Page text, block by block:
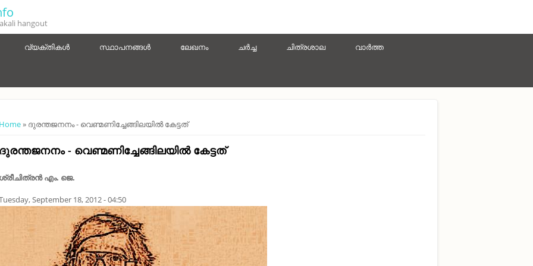
hangout
വ്യക്തികൾ സ്ഥാപനങ്ങൾ ലേഖനം ചർച്ച ചിത്രശാല വാർത്ത
You are here
Home» ദുരന്തജനനം - വെണ്മണിച്ചേങ്ങിലയിൽ കേട്ടത്‌
ദുരന്തജനനം - വെണ്മണിച്ചേങ്ങിലയിൽ കേട്ടത്‌
ശ്രീചിത്രൻ എം. ജെ.
September 18, 2012 - 04:50